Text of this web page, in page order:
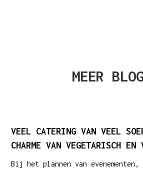
MEER
VEEL CATERING VAN VEEL
CHARME VAN VEGETARISCH EN
Bij het plannen van